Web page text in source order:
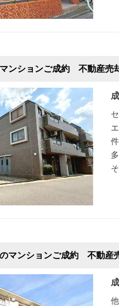
マンションご成約 不動産売
のマンションご成約 不動産